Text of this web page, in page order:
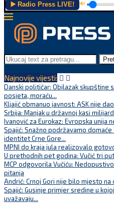
▶️ Radio Press LIVE! 🔊
Najnovije vijesti:
Danski političar: Obilazak skupštine
posjeta, moraću...
Kljajić obmanuo javnost: ASK nije
Srbija: Manjak u državnoj kasi
Ivanović za Eurokaz: Evropska unija
Spajić: Snažno podržavamo
identitet Crne Gore...
MPNI do kraja jula realizovalo
U prethodnih pet godina: Vučić tri
MCP odgovorila Vučiću:
pitanja
Andrić: Crnoj Gori nije bilo mjesto na
Spajić: Gusinje primjer sredine u
uvažavaju...